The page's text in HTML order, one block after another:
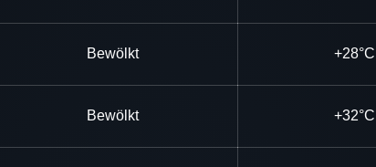
Bewölkt +28°C
Bewölkt +32°C